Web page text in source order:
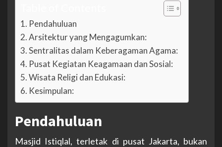
Pendahuluan
Arsitektur yang Mengagumkan:
Sentralitas dalam Keberagaman Agama:
Pusat Kegiatan Keagamaan dan Sosial:
Wisata Religi dan Edukasi:
Kesimpulan:
Pendahuluan
Masjid Istiqlal, terletak di pusat Jakarta, bukan